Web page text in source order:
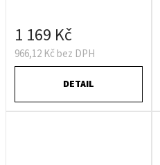
966,12 Kč bez DPH
1 169 Kč
DETAIL